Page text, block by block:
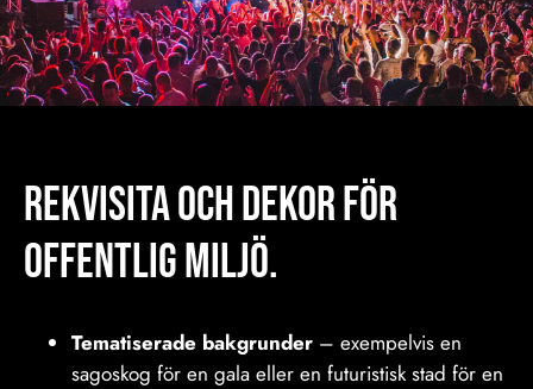
REKVISITA och Dekor för
offentlig miljö.
Tematiserade bakgrunder – exempelvis en
sagoskog för en gala eller en futuristisk stad för en